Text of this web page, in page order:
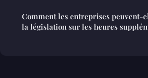
Comment les entreprises peuvent-
la législation sur les heures